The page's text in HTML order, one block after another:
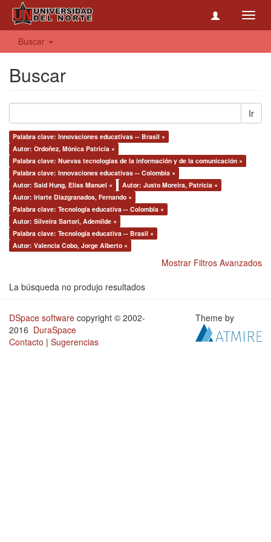
Buscar
Buscar
Ir
Palabra clave: Innovaciones educativas -- Brasil ×
Autor: Ordoñez, Mónica Patricia ×
Palabra clave: Nuevas tecnologías de la información y de la comunicación ×
Palabra clave: Innovaciones educativas -- Colombia ×
Autor: Said Hung, Elías Manuel ×
Autor: Justo Moreira, Patricia ×
Autor: Iriarte Diazgranados, Fernando ×
Palabra clave: Tecnología educativa -- Colombia ×
Autor: Silveira Sartori, Ademilde ×
Palabra clave: Tecnología educativa -- Brasil ×
Autor: Valencia Cobo, Jorge Alberto ×
Mostrar Filtros Avanzados
La búsqueda no produjo resultados
DSpace software copyright © 2002-
2016 DuraSpace
Contacto | Sugerencias
Theme by